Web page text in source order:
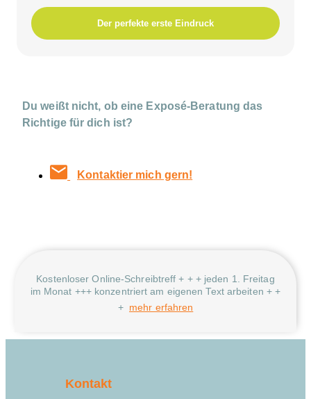
Der perfekte erste Eindruck
Du weißt nicht, ob eine Exposé-Beratung das
Richtige für dich ist?
Kontaktier mich gern!
Kostenloser Online-Schreibtreff + + + jeden 1. Freitag
im Monat +++ konzentriert am eigenen Text arbeiten + +
+ mehr erfahren
Kontakt